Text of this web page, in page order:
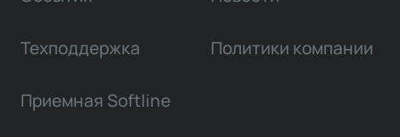
Техподдержка Политики компании
Приемная Softline